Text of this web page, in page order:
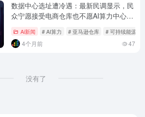
数据中心选址遭冷遇：最新民调显示，民
众宁愿接受电商仓库也不愿AI算力中心建
Ai新闻 # AI算力 # 亚马逊仓库 # 可持续能源
4个月前 47
没有了